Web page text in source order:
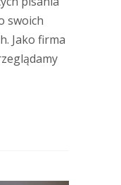
swoich
Jako firma